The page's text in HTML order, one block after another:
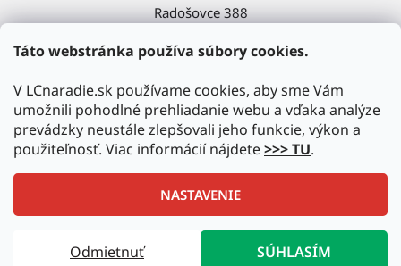
Táto webstránka používa súbory cookies.
V LCnaradie.sk používame cookies, aby sme Vám
umožnili pohodlné prehliadanie webu a vďaka analýze
prevádzky neustále zlepšovali jeho funkcie, výkon a
použiteľnosť. Viac informácií nájdete>>> TU.
NASTAVENIE
Odmietnuť SÚHLASÍM
Radošovce 388
Upravil Balkys
Copyright 2026LCnaradie.sk . Všetky práva vyhradené.